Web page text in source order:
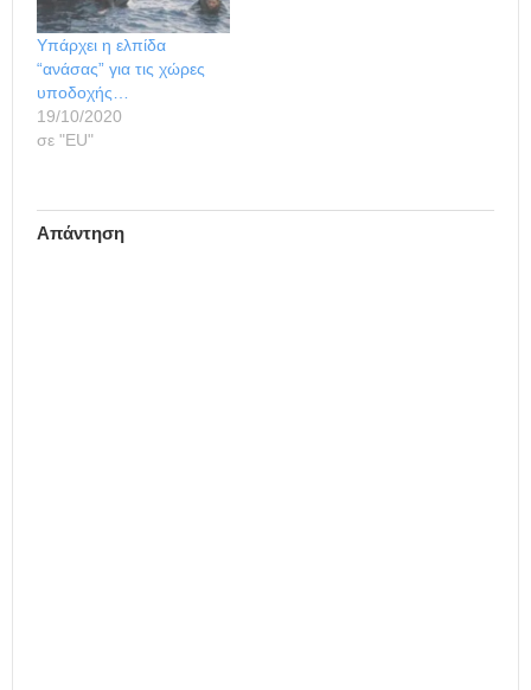
αποκαλύπτει σήμερα ο
ιστότοπος tovima.gr.
Σύμφωνα με το κείμενο
της επιστολής, που φέρει
ημερομηνία 31
Οκτωβρίου,…
Υπάρχει η ελπίδα
“ανάσας” για τις χώρες
υποδοχής…
19/10/2020
σε "ΕU"
Απάντηση